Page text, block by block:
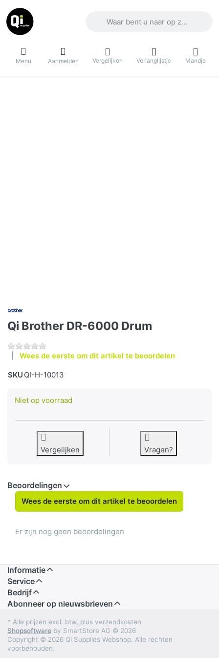
Menu Aanmelden Vergelijken Verlanglijstje Mandje
Qi Brother DR-6000 Drum
Wees de eerste om dit artikel te beoordelen
SKU QI-H-10013
Niet op voorraad
Vergelijken Vragen?
Beoordelingen
Wees de eerste om dit artikel te beoordelen
Er zijn nog geen beoordelingen
Informatie
Service
Bedrijf
Abonneer op nieuwsbrieven
* Alle prijzen excl. btw, plus verzendkosten
Shopsoftware by SmartStore AG © 2026
Copyright © 2026 Qi Supplies Webshop. Alle rechten
voorbehouden.